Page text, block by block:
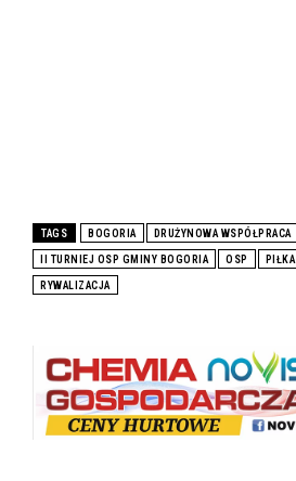
TAGS BOGORIA DRUŻYNOWA WSPÓŁPRACA
II TURNIEJ OSP GMINY BOGORIA OSP PIŁKA
RYWALIZACJA